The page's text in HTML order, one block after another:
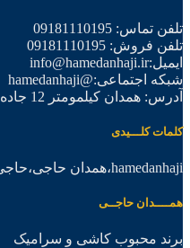
تلفن تماس: 09181110195
تلفن فروش: 09181110195
ایمیل:info@hamedanhaji.ir
شبکه اجتماعی:@hamedanhaji
آدرس: همدان کیلمومتر 12 جاده ملایــر به سمت همدان – بعد از ایستگاه برق فرعی اول – شرکت تولیدی همدان حاجی
کلمات کلـــیدی
hamedanhaji،همدان حاجی،حاجی همدان،کاشی همدان،سرامیک همدان،موادکاشی سرامیک
همــــدان حاجــی
برند محبوب کاشی و سرامیک